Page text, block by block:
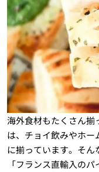
海外食材もたくさん揃
は、チョイ飲みやホ
に揃っています。そ
「フランス直輸入の